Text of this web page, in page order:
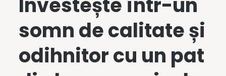
somn de calitate și
odihnitor cu un pat